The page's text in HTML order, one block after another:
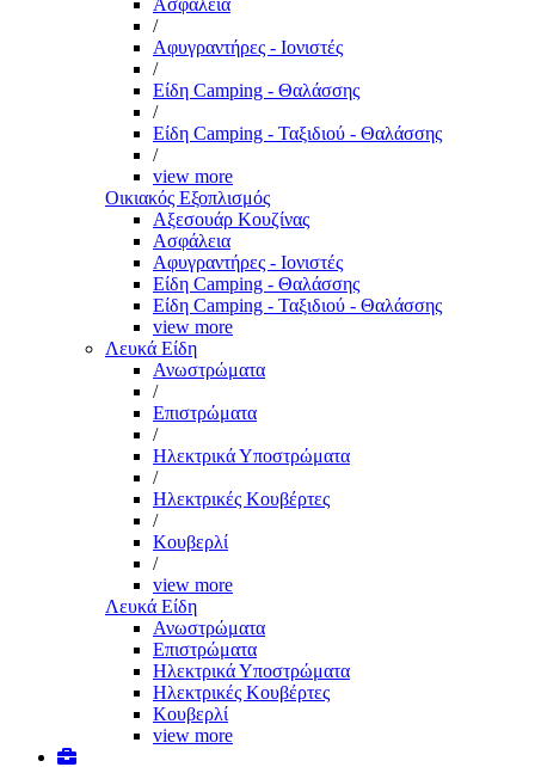
Ασφάλεια
/
Αφυγραντήρες - Ιονιστές
/
Είδη Camping - Θαλάσσης
/
Είδη Camping - Ταξιδιού - Θαλάσσης
/
view more
Οικιακός Εξοπλισμός
Αξεσουάρ Κουζίνας
Ασφάλεια
Αφυγραντήρες - Ιονιστές
Είδη Camping - Θαλάσσης
Είδη Camping - Ταξιδιού - Θαλάσσης
view more
Λευκά Είδη
Ανωστρώματα
/
Επιστρώματα
/
Ηλεκτρικά Υποστρώματα
/
Ηλεκτρικές Κουβέρτες
/
Κουβερλί
/
view more
Λευκά Είδη
Ανωστρώματα
Επιστρώματα
Ηλεκτρικά Υποστρώματα
Ηλεκτρικές Κουβέρτες
Κουβερλί
view more